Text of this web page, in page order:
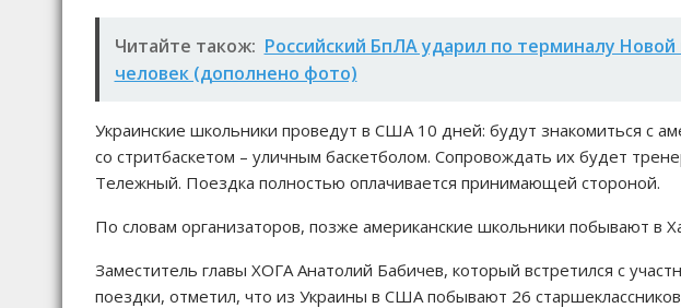
Читайте також: Российский БпЛА ударил по терминалу
человек (дополнено фото)
Украинские школьники проведут в США 10 дней: будут знакомиться с
со стритбаскетом – уличным баскетболом. Сопровождать их будет
Тележный. Поездка полностью оплачивается принимающей стороной.
По словам организаторов, позже американские школьники побывают в
Заместитель главы ХОГА Анатолий Бабичев, который встретился с
поездки, отметил, что из Украины в США побывают 26